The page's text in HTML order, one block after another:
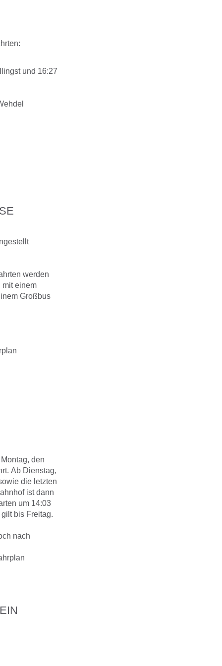
und 16:27
werden
mit einem
Großbus
den
Ab Dienstag,
die letzten
ist dann
um 14:03
bis Freitag.
nach